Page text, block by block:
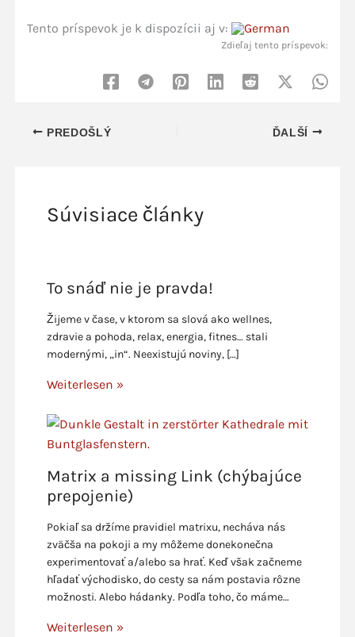
Tento príspevok je k dispozícii aj v:
Zdieľaj tento príspevok:
PREDOŠLÝ ĎALŠÍ
Súvisiace články
To snáď nie je pravda!
Žijeme v čase, v ktorom sa slová ako wellnes,
zdravie a pohoda, relax, energia, fitnes… stali
modernými, „in“. Neexistujú noviny, […]
Weiterlesen »
Matrix a missing Link (chýbajúce
prepojenie)
Pokiaľ sa držíme pravidiel matrixu, necháva nás
zväčša na pokoji a my môžeme donekonečna
experimentovať a/alebo sa hrať. Keď však začneme
hľadať východisko, do cesty sa nám postavia rôzne
možnosti. Alebo hádanky. Podľa toho, čo máme…
Weiterlesen »